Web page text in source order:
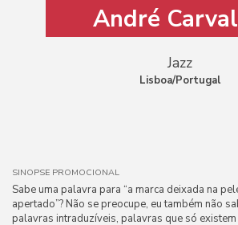
André
Jazz
Lisboa/Portugal
SINOPSE PROMOCIONAL
Sabe uma palavra para “a marca deixada na
apertado”? Não se preocupe, eu também não
palavras intraduzíveis, palavras que só